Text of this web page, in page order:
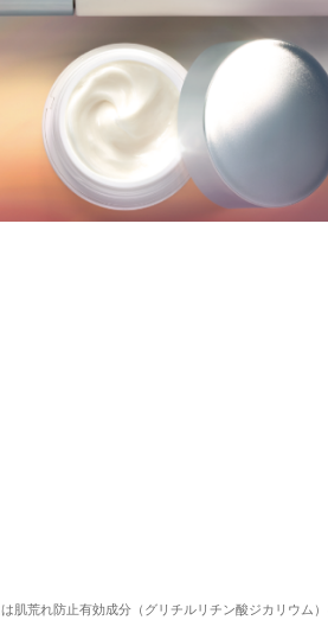
荒れ防止有効成分（グリチルリチン酸ジカリウム）